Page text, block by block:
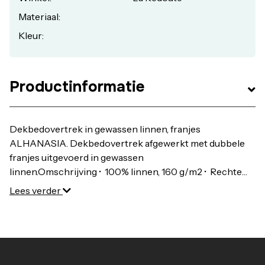
Materiaal:
Kleur:
Productinformatie
Dekbedovertrek in gewassen linnen, franjes
ALHANASIA. Dekbedovertrek afgewerkt met dubbele
franjes uitgevoerd in gewassen
linnen.Omschrijving • 100% linnen, 160 g/m2 • Rechte
onderzijde met knopenOnderhoudVolg onze
Lees verder